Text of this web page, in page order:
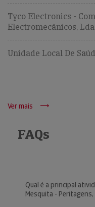
Tyco Electronics -
Electromecânicos, Lda
Unidade Local De
Ver mais
FAQs
Qual é a principal
Mesquita -